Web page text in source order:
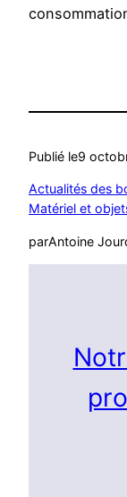
Publié le9
Actualités des
Matériel et
parAntoine